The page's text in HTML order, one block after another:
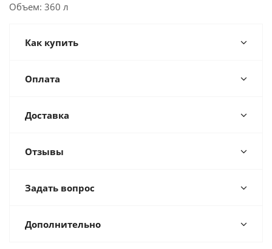
Объем: 360 л
Как купить
Оплата
Доставка
Отзывы
Задать вопрос
Дополнительно